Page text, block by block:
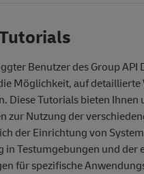
Benutzer des Group API
Möglichkeit, auf
Diese Tutorials bieten Ihnen
zur Nutzung der
der Einrichtung von
in Testumgebungen und der
für spezifische